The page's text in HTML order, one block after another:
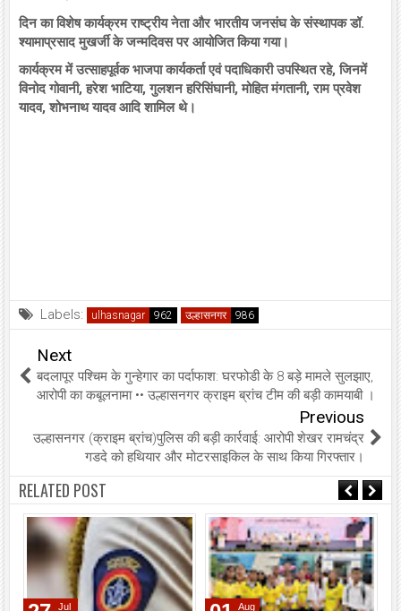
दिन का विशेष कार्यक्रम राष्ट्रीय नेता और भारतीय जनसंघ के संस्थापक डॉ.
श्यामाप्रसाद मुखर्जी के जन्मदिवस पर आयोजित किया गया।
कार्यक्रम में उत्साहपूर्वक भाजपा कार्यकर्ता एवं पदाधिकारी उपस्थित रहे, जिनमें
विनोद गोवानी, हरेश भाटिया, गुलशन हरिसिंघानी, मोहित मंगतानी, राम प्रवेश
यादव, शोभनाथ यादव आदि शामिल थे।
Labels: ulhasnagar उल्हासनगर
Next
बदलापूर पश्चिम के गुन्हेगार का पर्दाफाश: घरफोडी के 8 बड़े मामले सुलझाए,
आरोपी का कबूलनामा •• उल्हासनगर क्राइम ब्रांच टीम की बड़ी कामयाबी ।
Previous
उल्हासनगर (क्राइम ब्रांच)पुलिस की बड़ी कार्रवाई: आरोपी शेखर रामचंद्र
गडदे को हथियार और मोटरसाइकिल के साथ किया गिरफ्तार।
RELATED POST
Jul Aug